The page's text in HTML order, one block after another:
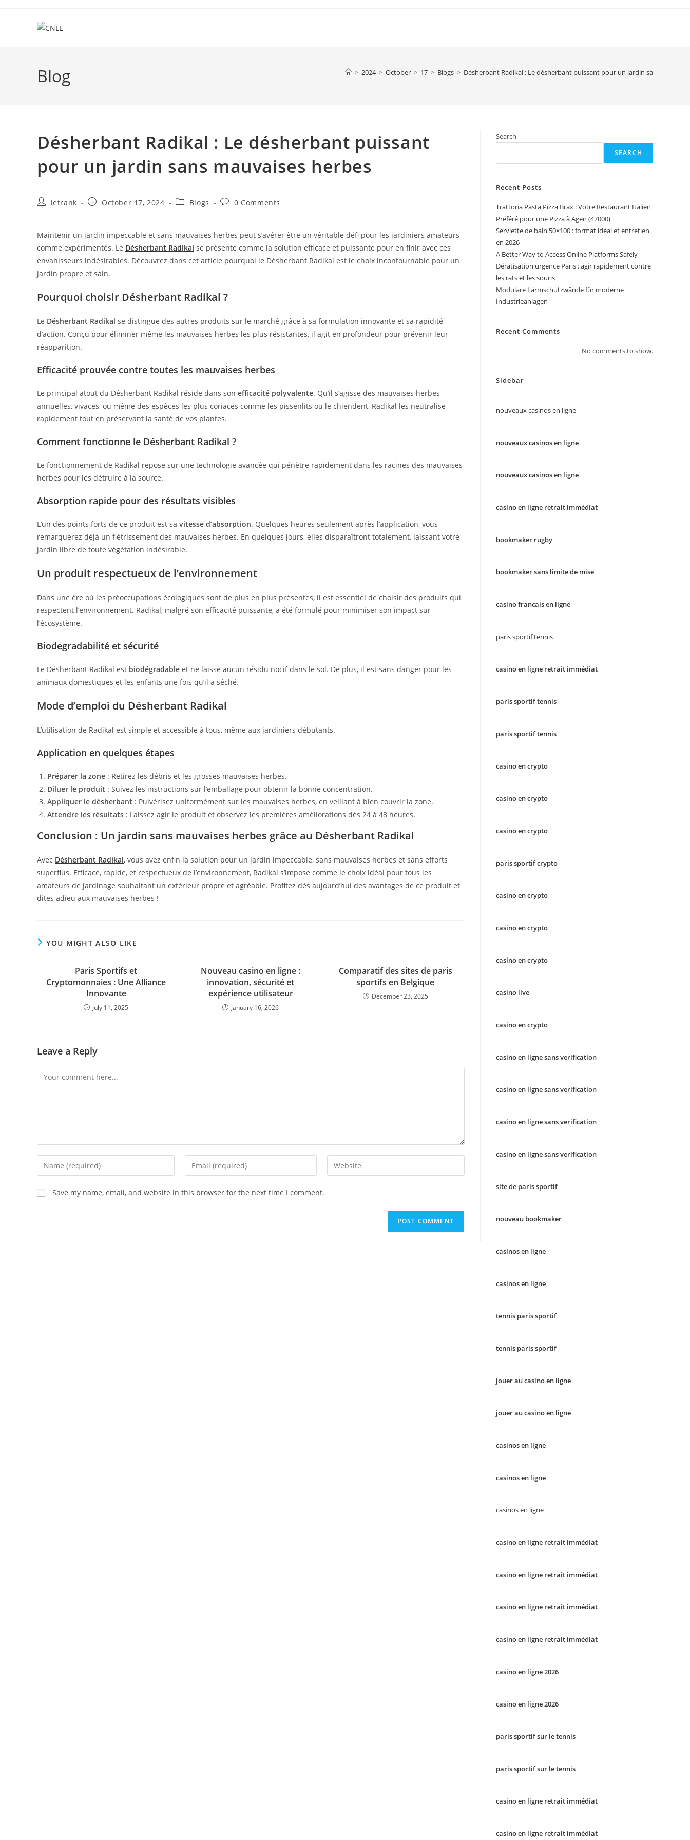
Blog > 2024 > October > 17 > Blogs > Désherbant Radikal : Le désherbant puissant pour un jardin sans
Désherbant Radikal : Le désherbant puissant
pour un jardin sans mauvaises herbes
Postletrank
PostOctober 17, 2024
PostBlogs
Post0 Comments
Maintenir un jardin impeccable et sans mauvaises herbes peut s’avérer être un véritable défi pour les jardiniers amateurs
comme expérimentés. Le Désherbant Radikal se présente comme la solution efficace et puissante pour en finir avec ces
envahisseurs indésirables. Découvrez dans cet article pourquoi le Désherbant Radikal est le choix incontournable pour un
jardin propre et sain.
Pourquoi choisir Désherbant Radikal ?
Le Désherbant Radikal se distingue des autres produits sur le marché grâce à sa formulation innovante et sa rapidité
d’action. Conçu pour éliminer même les mauvaises herbes les plus résistantes, il agit en profondeur pour prévenir leur
réapparition.
Efficacité prouvée contre toutes les mauvaises herbes
Le principal atout du Désherbant Radikal réside dans son efficacité polyvalente. Qu’il s’agisse des mauvaises herbes
annuelles, vivaces, ou même des espèces les plus coriaces comme les pissenlits ou le chiendent, Radikal les neutralise
rapidement tout en préservant la santé de vos plantes.
Comment fonctionne le Désherbant Radikal ?
Le fonctionnement de Radikal repose sur une technologie avancée qui pénètre rapidement dans les racines des mauvaises
herbes pour les détruire à la source.
Absorption rapide pour des résultats visibles
L’un des points forts de ce produit est sa vitesse d’absorption. Quelques heures seulement après l’application, vous
remarquerez déjà un flétrissement des mauvaises herbes. En quelques jours, elles disparaîtront totalement, laissant votre
jardin libre de toute végétation indésirable.
Un produit respectueux de l’environnement
Dans une ère où les préoccupations écologiques sont de plus en plus présentes, il est essentiel de choisir des produits qui
respectent l’environnement. Radikal, malgré son efficacité puissante, a été formulé pour minimiser son impact sur
l’écosystème.
Biodegradabilité et sécurité
Le Désherbant Radikal est biodégradable et ne laisse aucun résidu nocif dans le sol. De plus, il est sans danger pour les
animaux domestiques et les enfants une fois qu’il a séché.
Mode d’emploi du Désherbant Radikal
L’utilisation de Radikal est simple et accessible à tous, même aux jardiniers débutants.
Application en quelques étapes
Préparer la zone : Retirez les débris et les grosses mauvaises herbes.
Diluer le produit : Suivez les instructions sur l’emballage pour obtenir la bonne concentration.
Appliquer le désherbant : Pulvérisez uniformément sur les mauvaises herbes, en veillant à bien couvrir la zone.
Attendre les résultats : Laissez agir le produit et observez les premières améliorations dès 24 à 48 heures.
Conclusion : Un jardin sans mauvaises herbes grâce au Désherbant Radikal
Avec Désherbant Radikal, vous avez enfin la solution pour un jardin impeccable, sans mauvaises herbes et sans efforts
superflus. Efficace, rapide, et respectueux de l’environnement, Radikal s’impose comme le choix idéal pour tous les
amateurs de jardinage souhaitant un extérieur propre et agréable. Profitez dès aujourd’hui des avantages de ce produit et
dites adieu aux mauvaises herbes !
YOU MIGHT ALSO LIKE
Paris Sportifs et
Cryptomonnaies : Une Alliance
Innovante
July 11, 2025
Nouveau casino en ligne :
innovation, sécurité et
expérience utilisateur
January 16, 2026
Comparatif des sites de paris
sportifs en Belgique
December 23, 2025
Leave a Reply
Comment
Enter
your
name
or
Enter
your
Enter
your
Save my name, email, and website in this browser for the next time I comment.
Search
SEARCH
Recent Posts
Trattoria Pasta Pizza Brax : Votre Restaurant Italien
Préféré pour une Pizza à Agen (47000)
Serviette de bain 50×100 : format idéal et entretien
en 2026
A Better Way to Access Online Platforms Safely
Dératisation urgence Paris : agir rapidement contre
les rats et les souris
Modulare Lärmschutzwände für moderne
Industrieanlagen
Recent Comments
No comments to show.
Sidebar
nouveaux casinos en ligne
nouveaux casinos en ligne
nouveaux casinos en ligne
casino en ligne retrait immédiat
bookmaker rugby
bookmaker sans limite de mise
casino francais en ligne
paris sportif tennis
casino en ligne retrait immédiat
paris sportif tennis
paris sportif tennis
casino en crypto
casino en crypto
casino en crypto
paris sportif crypto
casino en crypto
casino en crypto
casino en crypto
casino live
casino en crypto
casino en ligne sans verification
casino en ligne sans verification
casino en ligne sans verification
casino en ligne sans verification
site de paris sportif
nouveau bookmaker
casinos en ligne
casinos en ligne
tennis paris sportif
tennis paris sportif
jouer au casino en ligne
jouer au casino en ligne
casinos en ligne
casinos en ligne
casinos en ligne
casino en ligne retrait immédiat
casino en ligne retrait immédiat
casino en ligne retrait immédiat
casino en ligne retrait immédiat
casino en ligne 2026
casino en ligne 2026
paris sportif sur le tennis
paris sportif sur le tennis
casino en ligne retrait immédiat
casino en ligne retrait immédiat